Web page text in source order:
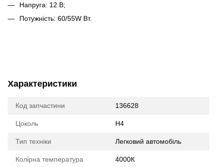
Напруга: 12 В;
Потужність: 60/55W Вт.
Характеристики
Код запчастини 136628
Цоколь H4
Тип техніки Легковий автомобіль
Колірна температура 4000К